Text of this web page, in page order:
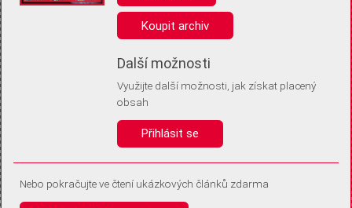
Anonymní unikátní ID
Díky němu příště poznáme, že se jedná o stejné zařízení, a
Identifikátor je zcela anonymní.
Vaše souhlasy a odmítnutí si ukládáme do vašeho zařízení, abychom se
vás už příště znovu neptali. Můžete je kdykoli později upravit ve Správě
Koupit archiv
Další možnosti
Využijte další možnosti, jak získat placený
obsah
Přihlásit se
Nebo pokračujte ve čtení ukázkových článků zdarma